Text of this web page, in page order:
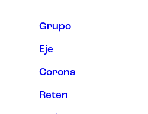
Grupo
Eje
Corona
Reten